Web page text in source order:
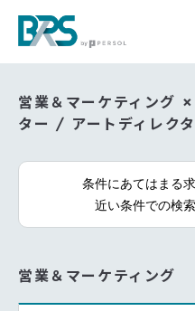
営業＆マーケティング
ター / アートディレク
条件にあてはまる
近い条件での検
営業＆マーケティング